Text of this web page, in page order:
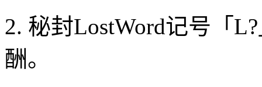
2. 秘封LostWord记号「
酬。